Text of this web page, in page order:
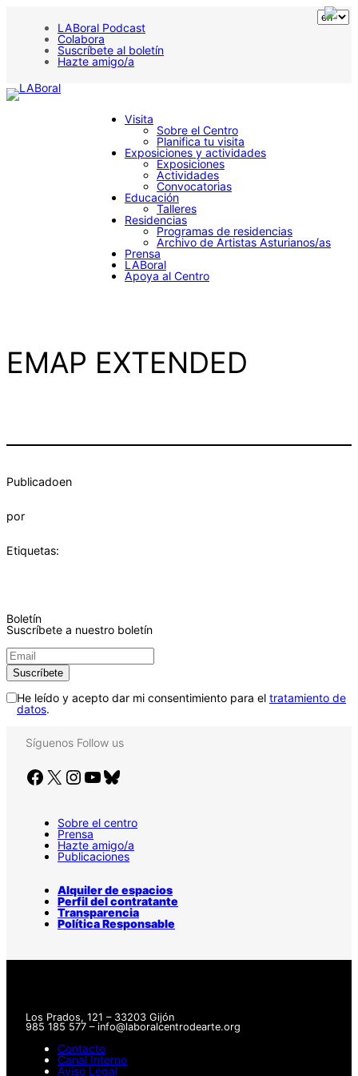
contenido LABoral Podcast
Colabora
Suscríbete al boletín
Hazte amigo/a
Visita
Sobre el Centro
Planifica tu visita
Exposiciones y actividades
Exposiciones
Actividades
Convocatorias
Educación
Talleres
Residencias
Programas de residencias
Archivo de Artistas Asturianos/as
Prensa
LABoral
Apoya al Centro
EMAP EXTENDED
Publicadoen
por
Etiquetas:
Boletín
Suscríbete a nuestro boletín
He leído y acepto dar mi consentimiento para el tratamiento de
datos.
Síguenos Follow us
Facebook X Instagram YouTube Bluesky
Sobre el centro
Prensa
Hazte amigo/a
Publicaciones
Alquiler de espacios
Perfil del contratante
Transparencia
Política Responsable
Los Prados, 121 – 33203 Gijón
985 185 577 – info@laboralcentrodearte.org
Contacto
Canal Interno
Aviso Legal